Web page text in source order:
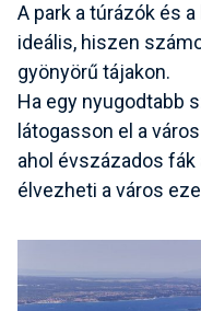
A park a túrázók és
ideális, hiszen
gyönyörű tájakon.
Ha egy nyugodtabb
látogasson el a
ahol évszázados fák
élvezheti a város